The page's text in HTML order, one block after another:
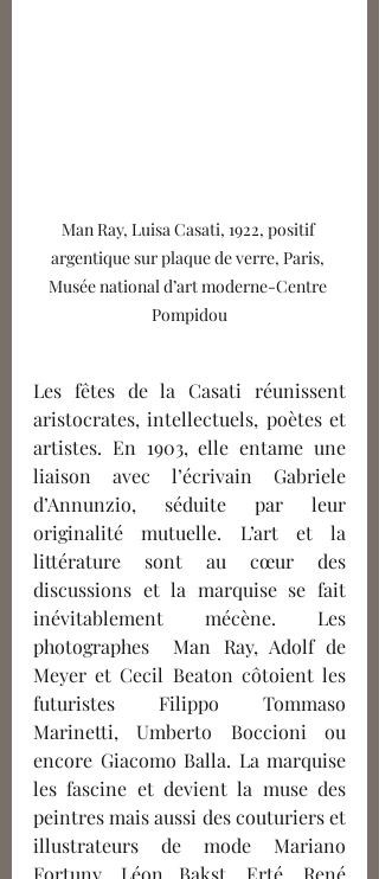
Man Ray, Luisa Casati, 1922, positif
argentique sur plaque de verre, Paris,
Musée national d’art moderne-Centre
Pompidou
Les fêtes de la Casati réunissent
aristocrates, intellectuels, poètes et
artistes. En 1903, elle entame une
liaison avec l’écrivain Gabriele
d’Annunzio, séduite par leur
originalité mutuelle. L’art et la
littérature sont au cœur des
discussions et la marquise se fait
inévitablement mécène. Les
photographes  Man Ray, Adolf de
Meyer et Cecil Beaton côtoient les
futuristes Filippo Tommaso
Marinetti, Umberto Boccioni ou
encore Giacomo Balla. La marquise
les fascine et devient la muse des
peintres mais aussi des couturiers et
illustrateurs de mode Mariano
Fortuny, Léon Bakst, Erté, René